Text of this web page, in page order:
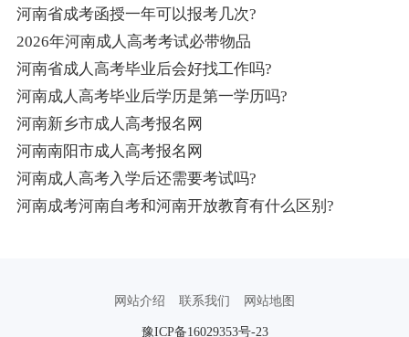
河南省成考函授一年可以报考几次?
2026年河南成人高考考试必带物品
河南省成人高考毕业后会好找工作吗?
河南成人高考毕业后学历是第一学历吗?
河南新乡市成人高考报名网
河南南阳市成人高考报名网
河南成人高考入学后还需要考试吗?
河南成考河南自考和河南开放教育有什么区别?
网站介绍 联系我们 网站地图
豫ICP备16029353号-23